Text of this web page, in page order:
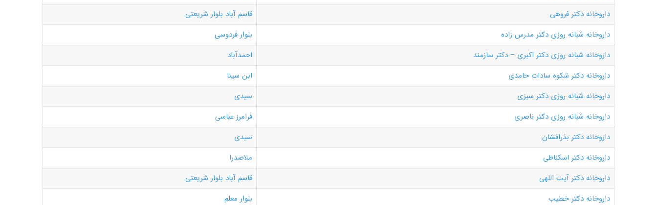
داروخانه دکتر فروهی
قاسم آباد بلوار شریعتی
داروخانه شبانه روزی دکتر مدرس زاده
بلوار فردوسی
داروخانه شبانه روزی دکتر اکبری – دکتر سازمند
احمدآباد
داروخانه دکتر شکوه سادات حامدی
ابن سینا
داروخانه شبانه روزی دکتر سبزی
سیدی
داروخانه شبانه روزی دکتر ناصری
فرامرز عباسی
داروخانه دکتر بذرافشان
سیدی
داروخانه دکتر اسکناطی
ملاصدرا
داروخانه دکتر آیت اللهی
قاسم آباد بلوار شریعتی
داروخانه دکتر خطیب
بلوار معلم